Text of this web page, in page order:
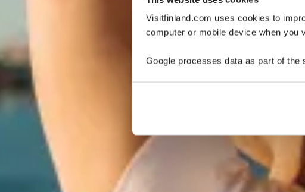
Visitfinland.com uses cookies to
computer or mobile device when you
Google processes data as part of the